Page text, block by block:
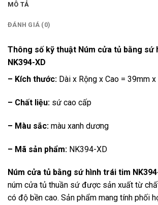
MÔ TẢ
ĐÁNH GIÁ (0)
Thông số kỹ thuật Núm cửa tủ bằng sứ
NK394-XD
– Kích thước: Dài x Rộng x Cao = 39mm
– Chất liệu: sứ cao cấp
– Màu sắc: màu xanh dương
– Mã sản phẩm: NK394-XD
Núm cửa tủ bằng sứ hình trái tim
núm cửa tủ thuần sứ được sản xuất từ
có độ bền cao. Sản phẩm mang tính phối